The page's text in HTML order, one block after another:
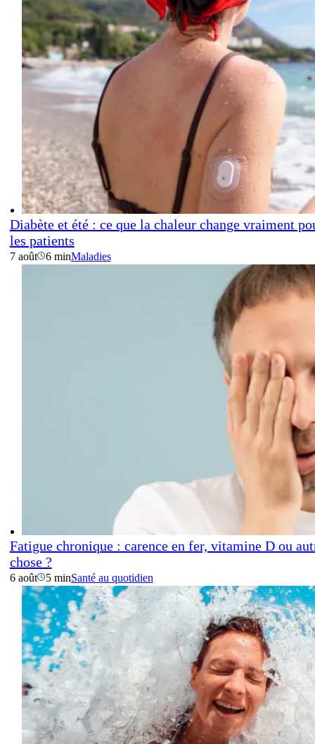
Diabète et été : ce que la chaleur change vraiment
les patients
7 août 6 minMaladies
Fatigue chronique : carence en fer, vitamine D ou
chose ?
6 août 5 minSanté au quotidien